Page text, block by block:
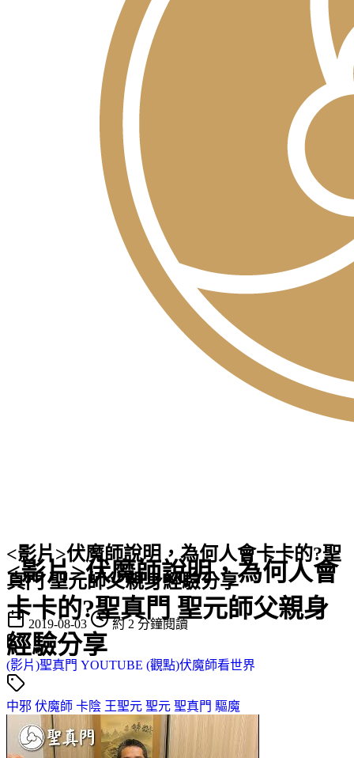
<影片>伏魔師說明，為何人會
卡卡的?聖真門 聖元師父親身
經驗分享
<影片>伏魔師說明，為何人會卡卡的?聖
真門 聖元師父親身經驗分享
2019-08-03 約 2 分鐘閱讀
(影片)聖真門 YOUTUBE (觀點)伏魔師看世界
中邪 伏魔師 卡陰 王聖元 聖元 聖真門 驅魔